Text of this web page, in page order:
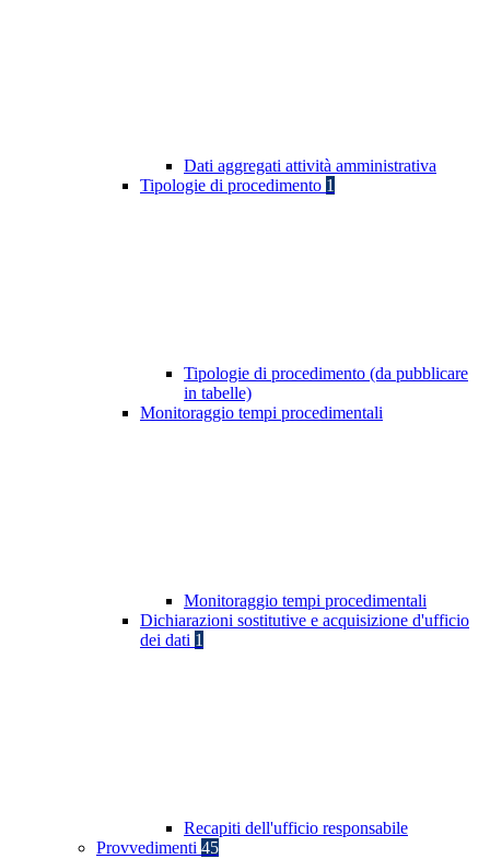
Dati aggregati attività amministrativa
Tipologie di procedimento 1
Tipologie di procedimento (da pubblicare
in tabelle)
Monitoraggio tempi procedimentali
Monitoraggio tempi procedimentali
Dichiarazioni sostitutive e acquisizione d'ufficio
dei dati 1
Recapiti dell'ufficio responsabile
Provvedimenti 45